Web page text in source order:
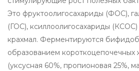
Это фруктоолигосахариды (ФОС),
(ГОС), ксиллоолигосахариды
крахмал. Ферментируются
образованием короткоцепочечных
(уксусная 60%, пропионовая 25%,